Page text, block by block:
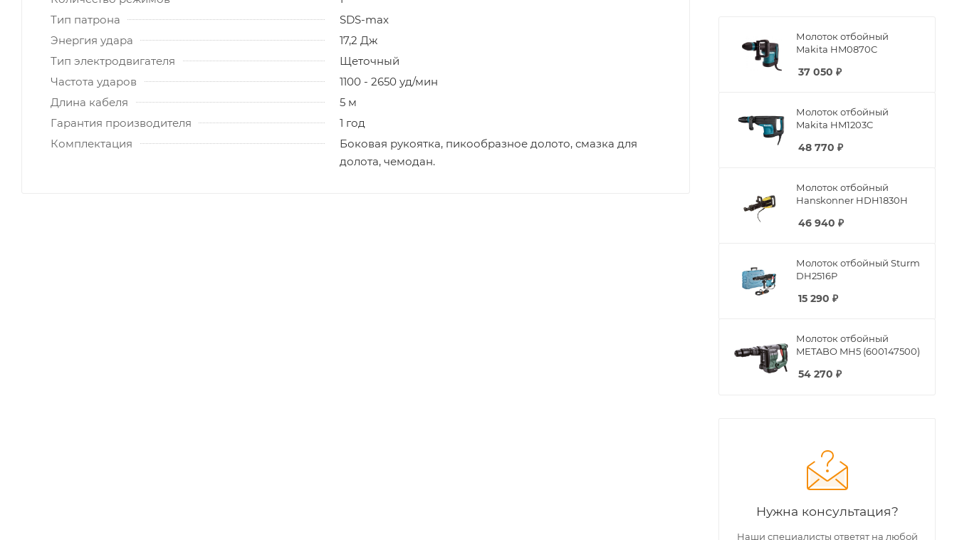
Тип патрона
SDS-max
Энергия удара
17,2 Дж
Тип электродвигателя
Щеточный
Частота ударов
1100 - 2650 уд/мин
Длина кабеля
5 м
Гарантия производителя
1 год
Комплектация
Боковая рукоятка, пикообразное долото, смазка для
долота, чемодан.
Молоток отбойный
Makita HM0870C
37 050 ₽
Молоток отбойный
Makita HM1203C
48 770 ₽
Молоток отбойный
Hanskonner HDH1830H
46 940 ₽
Молоток отбойный Sturm
DH2516P
15 290 ₽
Молоток отбойный
METABO MH5 (600147500)
54 270 ₽
Нужна консультация?
Наши специалисты ответят на любой